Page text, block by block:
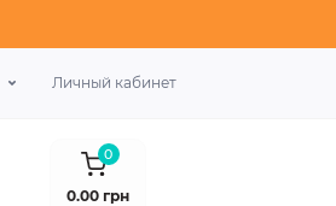
Личный кабинет
0
0.00 грн